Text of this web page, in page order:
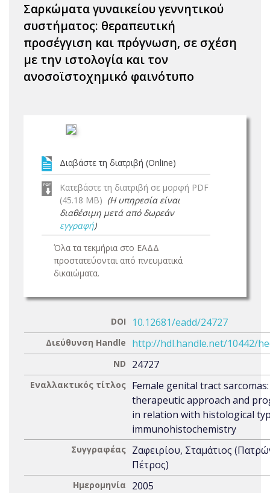
Σαρκώματα γυναικείου γεννητικού
συστήματος: θεραπευτική
προσέγγιση και πρόγνωση, σε σχέση
με την ιστολογία και τον
ανοσοϊστοχημικό φαινότυπο
Διαβάστε τη διατριβή (Online)
Κατεβάστε τη διατριβή σε μορφή PDF
(45.18 MB) (Η υπηρεσία είναι
διαθέσιμη μετά από δωρεάν
εγγραφή)
Όλα τα τεκμήρια στο ΕΑΔΔ
προστατεύονται από πνευματικά
δικαιώματα.
DOI 10.12681/eadd/24727
Διεύθυνση Handle http://hdl.handle.net/10442/
ND 24727
Εναλλακτικός τίτλος Female genital tract sarcomas:
therapeutic approach and
in relation with histological
immunohistochemistry
Συγγραφέας Ζαφειρίου, Σταμάτιος
Πέτρος)
Ημερομηνία 2005